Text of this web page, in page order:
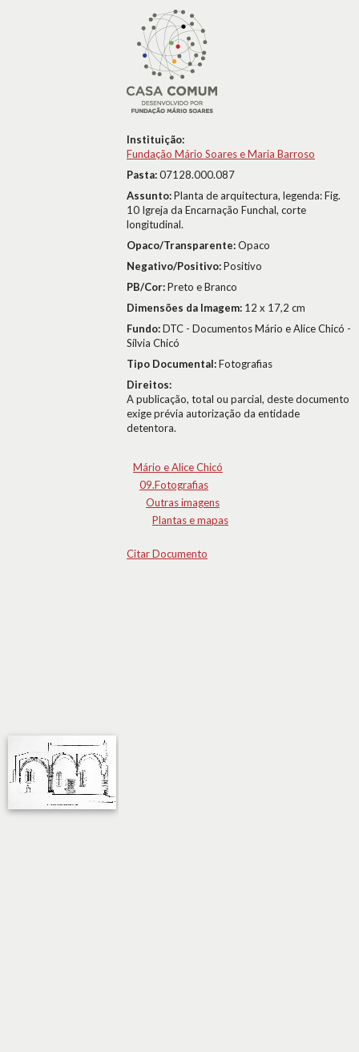
Instituição:
Fundação Mário Soares e Maria Barroso
Pasta:07128.000.087
Assunto:Planta de arquitectura, legenda: Fig.
10 Igreja da Encarnação Funchal, corte
longitudinal.
Opaco/Transparente:Opaco
Negativo/Positivo:Positivo
PB/Cor:Preto e Branco
Dimensões da Imagem: 12 x 17,2 cm
Fundo:DTC - Documentos Mário e Alice Chicó -
Sílvia Chicó
Tipo Documental:Fotografias
Direitos:
A publicação, total ou parcial, deste documento
exige prévia autorização da entidade
detentora.
Mário e Alice Chicó
09.Fotografias
Outras imagens
Plantas e mapas
Citar Documento